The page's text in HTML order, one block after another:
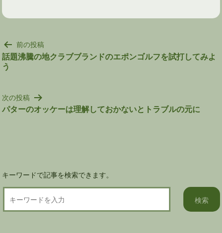
投
稿
ナ
ー
シ
前の投稿
話題沸騰の地クラブブランドのエポンゴルフを試打してみよ
う
次の投稿
パターのオッケーは理解しておかないとトラブルの元に
キーワードで記事を検索できます。